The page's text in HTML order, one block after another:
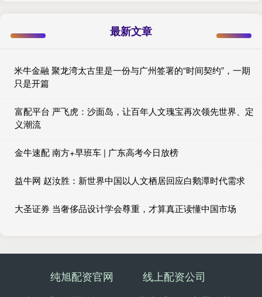
最新文章
米牛金融 聚龙湾太古里是一份与广州签署的“时间契约”，一期
只是开篇
富配平台 严飞虎：沙面岛，让百年人文瑰宝再次领先世界、定
义潮流
金牛速配 南方+早班车 | 广东高考今日放榜
益牛网 赵汝胜：新世界中国以人文栖居回应白鹅潭时代需求
大圣证券 当奢侈品设计学会尊重，才算真正读懂中国市场
纯旭配资官网
线上配资公司